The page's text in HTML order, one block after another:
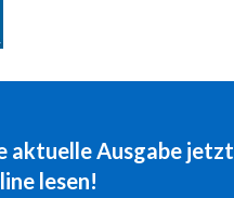
aktuelle Ausgabe jetzt
lesen!